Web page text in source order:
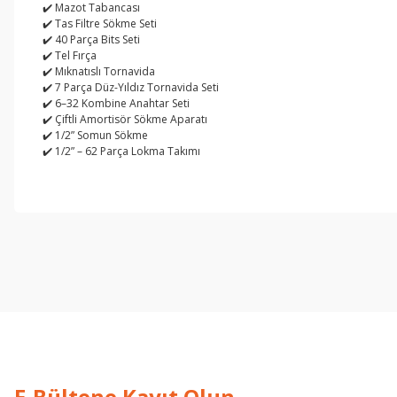
✔️ Mazot Tabancası
✔️ Tas Filtre Sökme Seti
✔️ 40 Parça Bits Seti
✔️ Tel Fırça
✔️ Mıknatıslı Tornavida
✔️ 7 Parça Düz-Yıldız Tornavida Seti
✔️ 6–32 Kombine Anahtar Seti
✔️ Çiftli Amortisör Sökme Aparatı
✔️ 1/2” Somun Sökme
✔️ 1/2” – 62 Parça Lokma Takımı